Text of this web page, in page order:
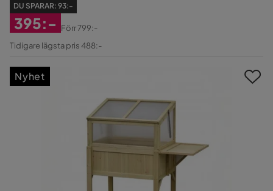
DU SPARAR: 93:-
Rabatterat
395:-
Original
Förr799:-
Tidigare lägsta pris 488:-
Nyhet